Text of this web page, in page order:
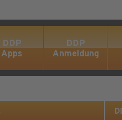
DDP
Apps
DDP
Anmeldung